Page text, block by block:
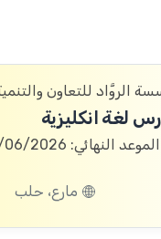
الروَّاد للتعاون
لغة انكليزية
الموعد النهائي: 26/06/2026
مارع، حلب